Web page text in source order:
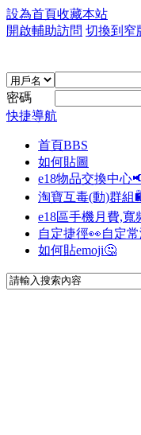
設為首頁收藏本站
開啟輔助訪問 切換到窄
密碼
快捷導航
首頁BBS
如何貼圖
e18物品交換中心
淘寶互毒(動)群
e18區手機月費,
自定捷徑👀自定
如何貼emoji🤔